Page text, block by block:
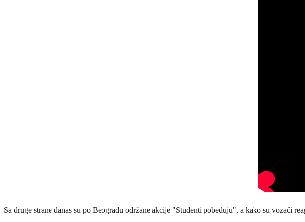
Sa druge strane danas su po Beogradu održane akcije "Studenti pobeđuju", a kako su vozači